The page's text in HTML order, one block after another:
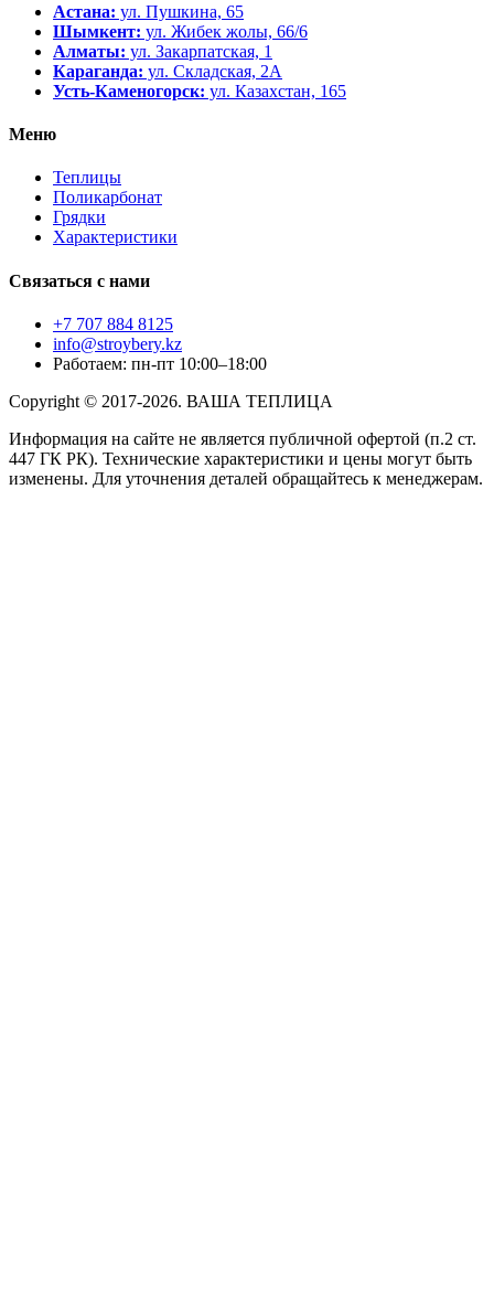
Астана: ул. Пушкина, 65
Шымкент: ул. Жибек жолы, 66/6
Алматы: ул. Закарпатская, 1
Караганда: ул. Складская, 2А
Усть-Каменогорск: ул. Казахстан, 165
Меню
Теплицы
Поликарбонат
Грядки
Характеристики
Связаться с нами
+7 707 884 8125
info@stroybery.kz
Работаем: пн-пт 10:00–18:00
Copyright © 2017-2026. ВАША ТЕПЛИЦА
Информация на сайте не является публичной офертой (п.2 ст.
447 ГК РК). Технические характеристики и цены могут быть
изменены. Для уточнения деталей обращайтесь к менеджерам.